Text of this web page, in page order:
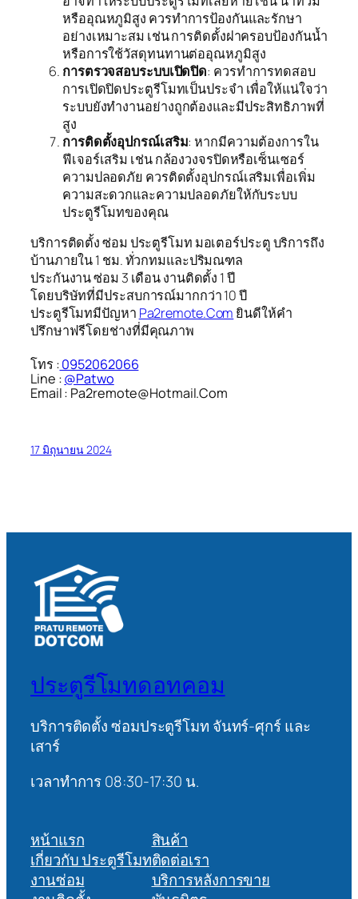
หรืออุณหภูมิสูง ควรทำการป้องกันและรักษา
อย่างเหมาะสม เช่น การติดตั้งฝาครอบป้องกันน้ำ
หรือการใช้วัสดุทนทานต่ออุณหภูมิสูง
การตรวจสอบระบบเปิดปิด: ควรทำการทดสอบ
การเปิดปิดประตูรีโมทเป็นประจำ เพื่อให้แน่ใจว่า
ระบบยังทำงานอย่างถูกต้องและมีประสิทธิภาพที่
สูง
การติดตั้งอุปกรณ์เสริม: หากมีความต้องการใน
ฟีเจอร์เสริม เช่น กล้องวงจรปิดหรือเซ็นเซอร์
ความปลอดภัย ควรติดตั้งอุปกรณ์เสริมเพื่อเพิ่ม
ความสะดวกและความปลอดภัยให้กับระบบ
ประตูรีโมทของคุณ
บริการติดตั้ง ซ่อม ประตูรีโมท มอเตอร์ประตู บริการถึง
บ้านภายใน 1 ชม. ทั่วกทมและปริมณฑล
ประกันงาน ซ่อม 3 เดือน งานติดตั้ง 1 ปี
โดยบริษัทที่มีประสบการณ์มากกว่า 10 ปี
ประตูรีโมทมีปัญหา Pa2remote.Com ยินดีให้คำ
ปรึกษาฟรีโดยช่างที่มีคุณภาพ
โทร :0952062066
Line :@Patwo
Email : Pa2remote@Hotmail.Com
17 มิถุนายน 2024
ประตูรีโมทดอทคอม
บริการติดตั้ง ซ่อมประตูรีโมท จันทร์-ศุกร์ และ
เสาร์
เวลาทำการ 08:30-17:30 น.
หน้าแรก
เกี่ยวกับ ประตูรีโมท
งานซ่อม
สินค้า
ติดต่อเรา
บริการหลังการขาย